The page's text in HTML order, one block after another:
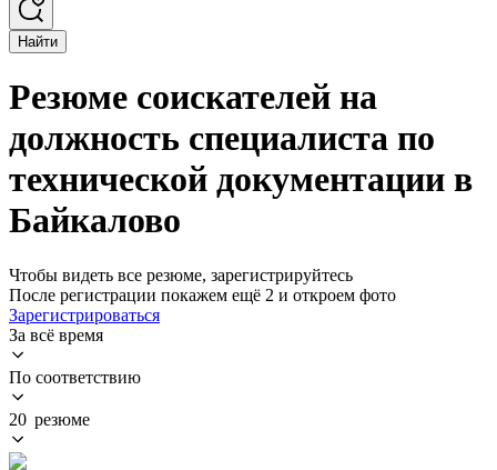
Найти
Резюме соискателей на
должность специалиста по
технической документации в
Байкалово
Чтобы видеть все резюме, зарегистрируйтесь
После регистрации покажем ещё 2 и откроем фото
Зарегистрироваться
За всё время
По соответствию
20 резюме